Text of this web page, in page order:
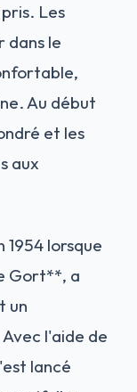
Les
dans le
Au début
et les
aux
1954 lorsque
Gort**, a
un
l'aide de
lancé